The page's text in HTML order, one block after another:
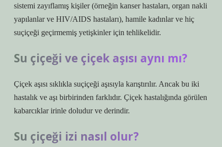
sistemi zayıflamış kişiler (örneğin kanser hastaları, organ nakli
yapılanlar ve HIV/AIDS hastaları), hamile kadınlar ve hiç
suçiçeği geçirmemiş yetişkinler için tehlikelidir.
Su çiçeği ve çiçek aşısı aynı mı?
Çiçek aşısı sıklıkla suçiçeği aşısıyla karıştırılır. Ancak bu iki
hastalık ve aşı birbirinden farklıdır. Çiçek hastalığında görülen
kabarcıklar irinle doludur ve derindir.
Su çiçeği izi nasıl olur?